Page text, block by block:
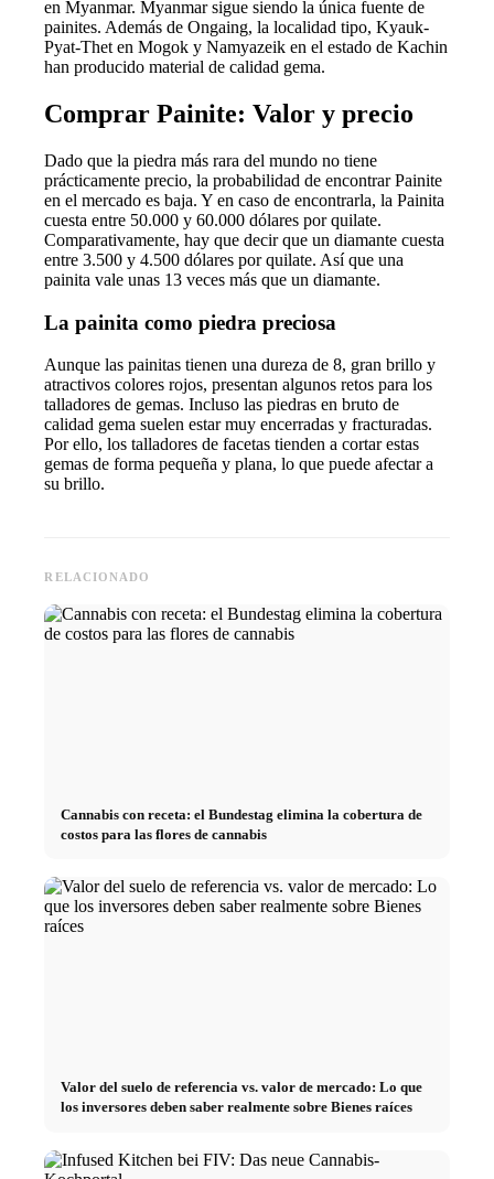
en Myanmar. Myanmar sigue siendo la única fuente de
painites. Además de Ongaing, la localidad tipo, Kyauk-
Pyat-Thet en Mogok y Namyazeik en el estado de Kachin
han producido material de calidad gema.
Comprar Painite: Valor y precio
Dado que la piedra más rara del mundo no tiene
prácticamente precio, la probabilidad de encontrar Painite
en el mercado es baja. Y en caso de encontrarla, la Painita
cuesta entre 50.000 y 60.000 dólares por quilate.
Comparativamente, hay que decir que undiamante cuesta
entre 3.500 y 4.500 dólares por quilate. Así que una
painita vale unas 13 veces más que un diamante.
La painita como piedra preciosa
Aunque las painitas tienen una dureza de 8, gran brillo y
atractivos colores rojos, presentan algunos retos para los
talladores de gemas. Incluso las piedras en bruto de
calidad gema suelen estar muy encerradas y fracturadas.
Por ello, los talladores de facetas tienden a cortar estas
gemas de forma pequeña y plana, lo que puede afectar a
su brillo.
RELACIONADO
Cannabis con receta: el Bundestag elimina la cobertura de
costos para las flores de cannabis
Valor del suelo de referencia vs. valor de mercado: Lo que
los inversores deben saber realmente sobre Bienes raíces